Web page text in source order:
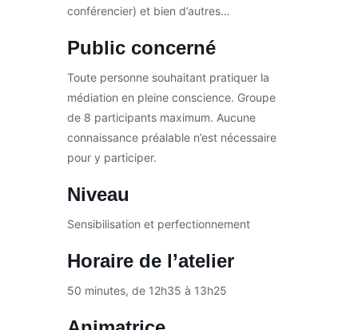
conférencier) et bien d’autres…
Public concerné
Toute personne souhaitant pratiquer la
médiation en pleine conscience. Groupe
de 8 participants maximum. Aucune
connaissance préalable n’est nécessaire
pour y participer.
Niveau
Sensibilisation et perfectionnement
Horaire de l’atelier
50 minutes, de 12h35 à 13h25